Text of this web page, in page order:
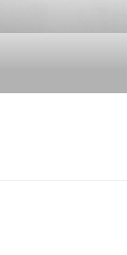
contenido